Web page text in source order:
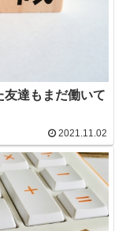
達もまだ働いて
2021.11.02